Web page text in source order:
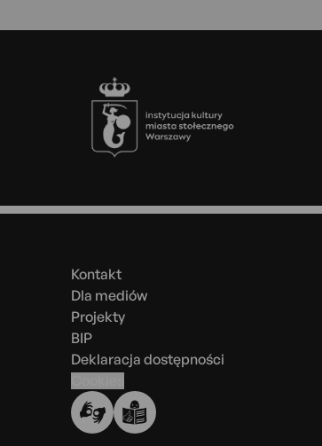
Stopka
Menu
Kontakt
Dla mediów
Projekty
BIP
Deklaracja dostępności